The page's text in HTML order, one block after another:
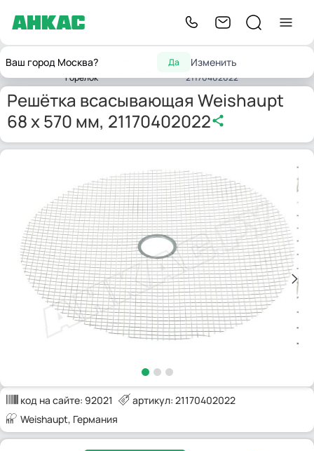
Ваш город Москва? Да Изменить
Главнаядля
горелок
Принадлежности
Weishaupt 68 x 570 мм,
21170402022
Решётка всасывающая Weishaupt
68 x 570 мм, 21170402022
код на сайте: 92021
артикул: 21170402022
Weishaupt, Германия